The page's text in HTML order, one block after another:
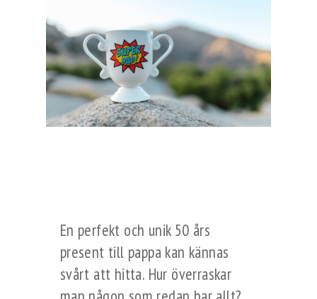
En perfekt och unik 50 års
present till pappa kan kännas
svårt att hitta. Hur överraskar